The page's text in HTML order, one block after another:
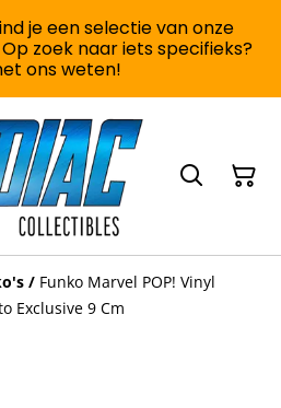
je een selectie van onze
zoek naar iets specifieks?
ons weten!
/ Funko Marvel POP! Vinyl
Exclusive 9 Cm